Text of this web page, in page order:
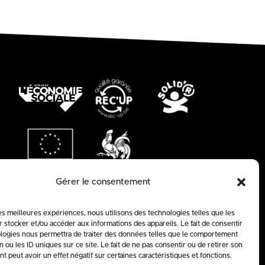
Gérer le consentement
meilleures expériences, nous utilisons des technologies telles que les
stocker et/ou accéder aux informations des appareils. Le fait de consentir
nous permettra de traiter des données telles que le comportement
ou les ID uniques sur ce site. Le fait de ne pas consentir ou de retirer son
peut avoir un effet négatif sur certaines caractéristiques et fonctions.